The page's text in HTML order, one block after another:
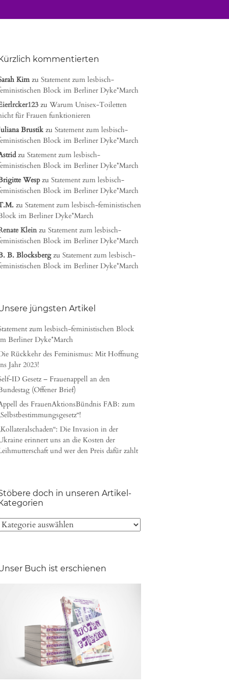
kommentierten
Kimzu Statement zum lesbisch-
Block im Berliner Dyke*March
zu Warum Unisex-Toiletten
für Frauen funktionieren
Brustik zu Statement zum lesbisch-
Block im Berliner Dyke*March
zu Statement zum lesbisch-
Block im Berliner Dyke*March
Wespzu Statement zum lesbisch-
Block im Berliner Dyke*March
zu Statement zum lesbisch-feministischen
im Berliner Dyke*March
Kleinzu Statement zum lesbisch-
Block im Berliner Dyke*March
B. Blocksbergzu Statement zum lesbisch-
Block im Berliner Dyke*March
jüngsten Artikel
zum lesbisch-feministischen Block
Berliner Dyke*March
Rückkehr des Feminismus: Mit Hoffnung
Jahr 2023!
ID Gesetz – Frauenappell an den
(Offener Brief)
des FrauenAktionsBündnis FAB: zum
Die Invasion in der
erinnert uns an die Kosten der
und wer den Preis dafür zahlt
doch in unseren Artikel-
Buch ist erschienen